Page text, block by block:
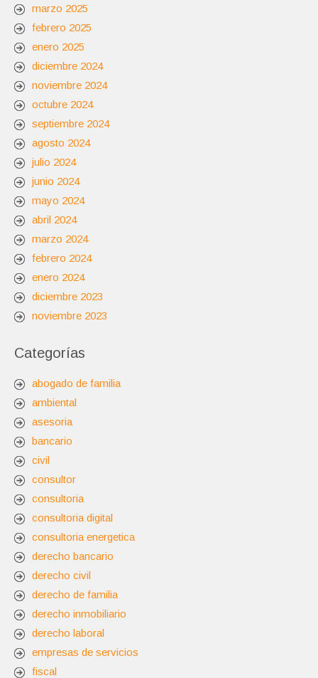
marzo 2025
febrero 2025
enero 2025
diciembre 2024
noviembre 2024
octubre 2024
septiembre 2024
agosto 2024
julio 2024
junio 2024
mayo 2024
abril 2024
marzo 2024
febrero 2024
enero 2024
diciembre 2023
noviembre 2023
Categorías
abogado de familia
ambiental
asesoria
bancario
civil
consultor
consultoria
consultoria digital
consultoria energetica
derecho bancario
derecho civil
derecho de familia
derecho inmobiliario
derecho laboral
empresas de servicios
fiscal